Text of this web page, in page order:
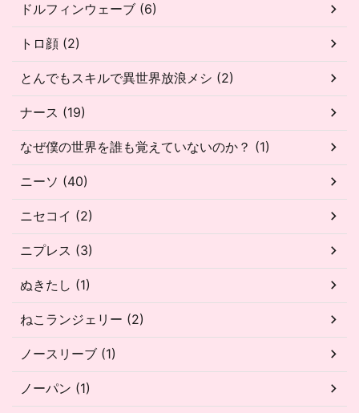
ドルフィンウェーブ (6)
トロ顔 (2)
とんでもスキルで異世界放浪メシ (2)
ナース (19)
なぜ僕の世界を誰も覚えていないのか？ (1)
ニーソ (40)
ニセコイ (2)
ニプレス (3)
ぬきたし (1)
ねこランジェリー (2)
ノースリーブ (1)
ノーパン (1)